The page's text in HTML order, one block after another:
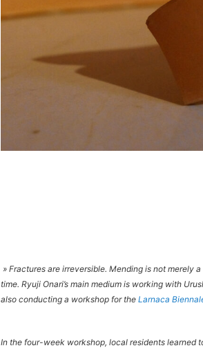
» Fractures are irreversible. Mending is not merely
time. Ryuji Onari’s main medium is working with
also conducting a workshop for the Larnaca
In the four-week workshop, local residents learned